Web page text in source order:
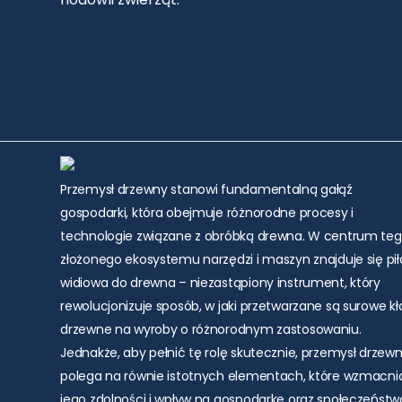
Przemysł drzewny stanowi fundamentalną gałąź
gospodarki, która obejmuje różnorodne procesy i
technologie związane z obróbką drewna. W centrum
złożonego ekosystemu narzędzi i maszyn znajduje się
widiowa do drewna – niezastąpiony instrument, który
rewolucjonizuje sposób, w jaki przetwarzane są surowe
drzewne na wyroby o różnorodnym zastosowaniu.
Jednakże, aby pełnić tę rolę skutecznie, przemysł
polega na równie istotnych elementach, które